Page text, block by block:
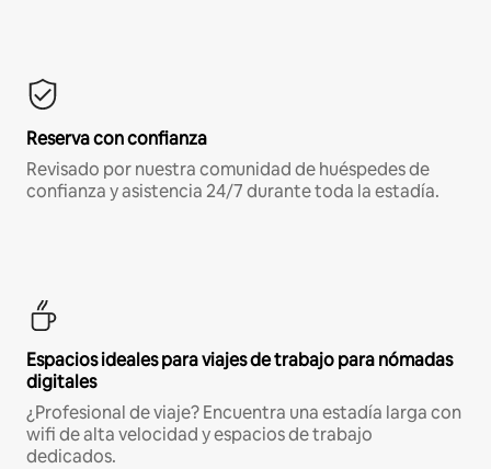
Reserva con confianza
Revisado por nuestra comunidad de huéspedes de
confianza y asistencia 24/7 durante toda la estadía.
Espacios ideales para viajes de trabajo para nómadas
digitales
¿Profesional de viaje? Encuentra una estadía larga con
wifi de alta velocidad y espacios de trabajo
dedicados.